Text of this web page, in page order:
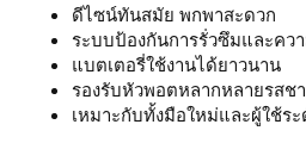
ดีไซน์ทันสมัย พกพาสะดวก
ระบบป้องกันการรั่วซึมและคว
แบตเตอรี่ใช้งานได้ยาวนาน
รองรับหัวพอตหลากหลายรสช
เหมาะกับทั้งมือใหม่และผู้ใช้ร